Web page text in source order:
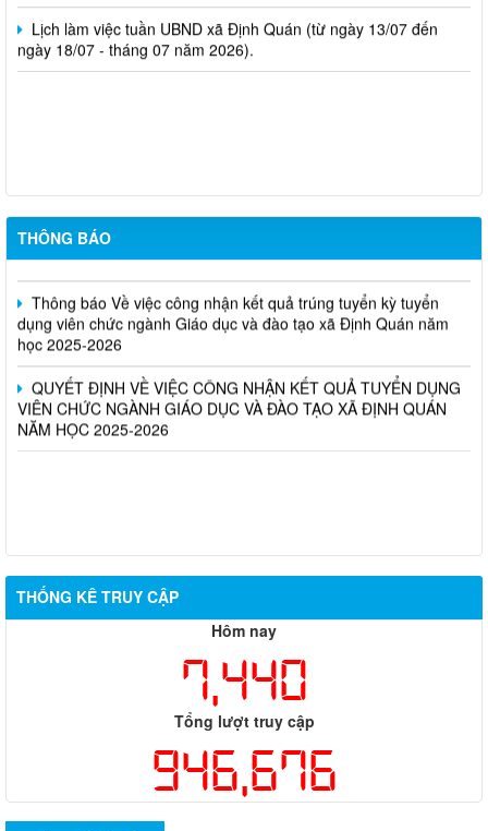
Lịch làm việc tuần UBND xã Định Quán (từ ngày 13/07 đến
ngày 18/07 - tháng 07 năm 2026).
THÔNG BÁO
CHÍNH THỨC PHÊ DUYỆT QUY HOẠCH CHI TIẾT 1/500 KHU
TÁI ĐỊNH CƯ 3 THỊ TRẤN ĐỊNH QUÁN: ĐIỂM SÁNG MỚI VỀ HẠ
TẦNG ĐÔ THỊ
Thông báo Về việc công nhận kết quả trúng tuyển kỳ tuyển
dụng viên chức ngành Giáo dục và đào tạo xã Định Quán năm
học 2025-2026
QUYẾT ĐỊNH VỀ VIỆC CÔNG NHẬN KẾT QUẢ TUYỂN DỤNG
VIÊN CHỨC NGÀNH GIÁO DỤC VÀ ĐÀO TẠO XÃ ĐỊNH QUÁN
NĂM HỌC 2025-2026
THỐNG KÊ TRUY CẬP
Hôm nay
7,440
Tổng lượt truy cập
946,676